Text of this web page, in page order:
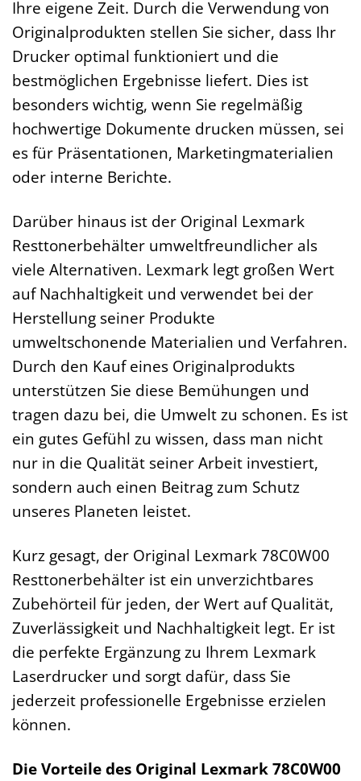
Ihre eigene Zeit. Durch die Verwendung von
Originalprodukten stellen Sie sicher, dass Ihr
Drucker optimal funktioniert und die
bestmöglichen Ergebnisse liefert. Dies ist
besonders wichtig, wenn Sie regelmäßig
hochwertige Dokumente drucken müssen, sei
es für Präsentationen, Marketingmaterialien
oder interne Berichte.
Darüber hinaus ist der Original Lexmark
Resttonerbehälter umweltfreundlicher als
viele Alternativen. Lexmark legt großen Wert
auf Nachhaltigkeit und verwendet bei der
Herstellung seiner Produkte
umweltschonende Materialien und Verfahren.
Durch den Kauf eines Originalprodukts
unterstützen Sie diese Bemühungen und
tragen dazu bei, die Umwelt zu schonen. Es ist
ein gutes Gefühl zu wissen, dass man nicht
nur in die Qualität seiner Arbeit investiert,
sondern auch einen Beitrag zum Schutz
unseres Planeten leistet.
Kurz gesagt, der Original Lexmark 78C0W00
Resttonerbehälter ist ein unverzichtbares
Zubehörteil für jeden, der Wert auf Qualität,
Zuverlässigkeit und Nachhaltigkeit legt. Er ist
die perfekte Ergänzung zu Ihrem Lexmark
Laserdrucker und sorgt dafür, dass Sie
jederzeit professionelle Ergebnisse erzielen
können.
Die Vorteile des Original Lexmark 78C0W00